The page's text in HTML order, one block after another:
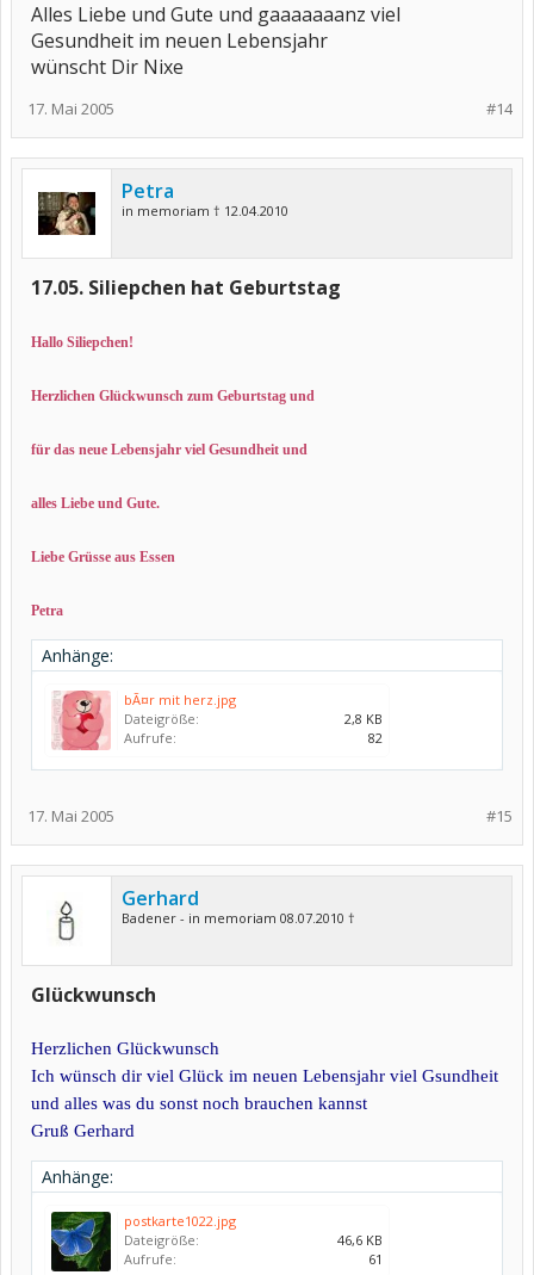
Alles Liebe und Gute und gaaaaaaanz viel
Gesundheit im neuen Lebensjahr
wünscht Dir Nixe
#14
17. Mai 2005
Petra
in memoriam † 12.04.2010
17.05. Siliepchen hat Geburtstag
Hallo Siliepchen!
Herzlichen Glückwunsch zum Geburtstag und
für das neue Lebensjahr viel Gesundheit und
alles Liebe und Gute.
Liebe Grüsse aus Essen
Petra
Anhänge:
bÃ¤r mit herz.jpg
Dateigröße:
2,8 KB
Aufrufe:
82
#15
17. Mai 2005
Gerhard
Badener - in memoriam 08.07.2010 †
Glückwunsch
Herzlichen Glückwunsch
Ich wünsch dir viel Glück im neuen Lebensjahr viel Gsundheit
und alles was du sonst noch brauchen kannst
Gruß Gerhard
Anhänge:
postkarte1022.jpg
Dateigröße:
46,6 KB
Aufrufe:
61